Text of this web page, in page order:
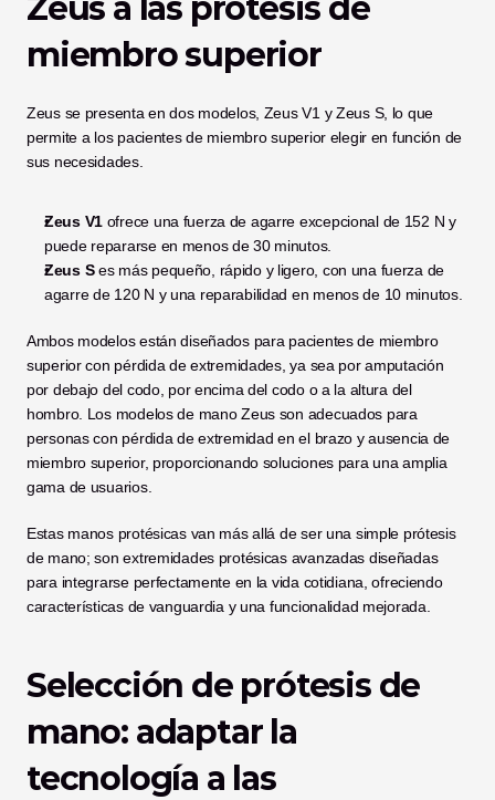
Zeus a las prótesis de
miembro superior
Zeus se presenta en dos modelos, Zeus V1 y Zeus S, lo que
permite a los pacientes de miembro superior elegir en función de
sus necesidades.
Zeus V1 ofrece una fuerza de agarre excepcional de 152 N y
puede repararse en menos de 30 minutos.
Zeus S es más pequeño, rápido y ligero, con una fuerza de
agarre de 120 N y una reparabilidad en menos de 10 minutos.
Ambos modelos están diseñados para pacientes de miembro
superior con pérdida de extremidades, ya sea por amputación
por debajo del codo, por encima del codo o a la altura del
hombro. Los modelos de mano Zeus son adecuados para
personas con pérdida de extremidad en el brazo y ausencia de
miembro superior, proporcionando soluciones para una amplia
gama de usuarios.
Estas manos protésicas van más allá de ser una simple prótesis
de mano; son extremidades protésicas avanzadas diseñadas
para integrarse perfectamente en la vida cotidiana, ofreciendo
características de vanguardia y una funcionalidad mejorada.
Selección de prótesis de
mano: adaptar la
tecnología a las